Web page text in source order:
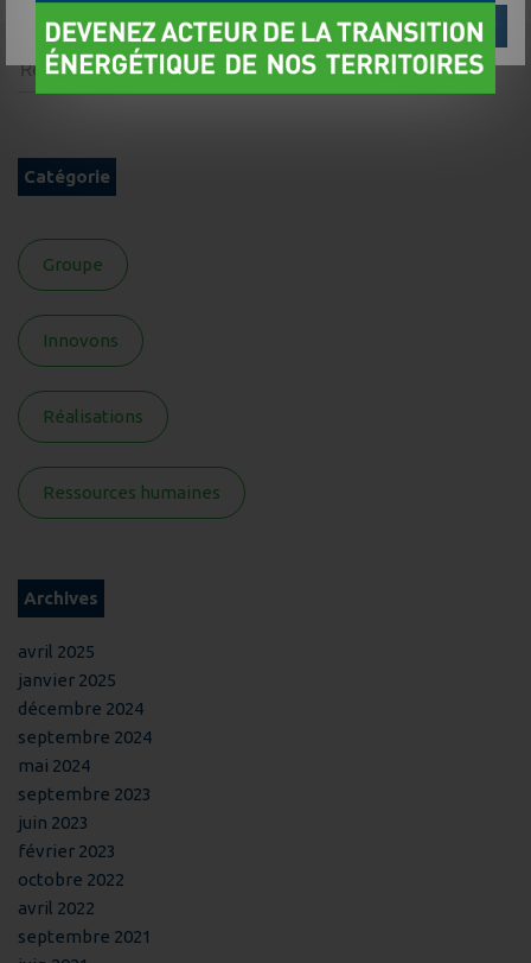
Catégorie
Groupe
Innovons
Réalisations
Ressources humaines
Archives
avril 2025
janvier 2025
décembre 2024
septembre 2024
mai 2024
septembre 2023
juin 2023
février 2023
octobre 2022
avril 2022
septembre 2021
Accepter
Refuser
Gérer mes choix